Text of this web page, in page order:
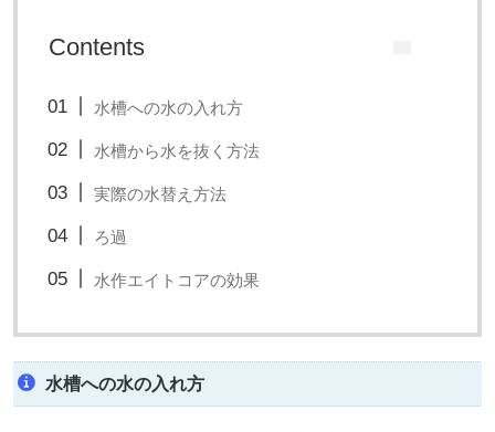
Contents
水槽への水の入れ方
水槽から水を抜く方法
実際の水替え方法
ろ過
水作エイトコアの効果
水槽への水の入れ方